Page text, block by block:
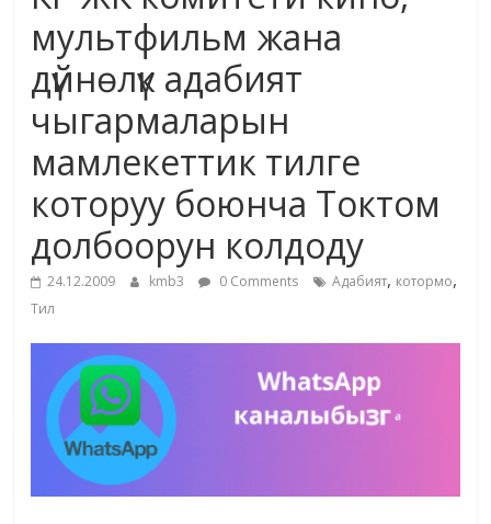
жана
адабияты
мультфильм жана
дүйнөлүк адабият
чыгармаларын
мамлекеттик тилге
которуу боюнча Токтом
долбоорун колдоду
24.12.2009 kmb3 0 Comments Адабият, котормо,
Тил